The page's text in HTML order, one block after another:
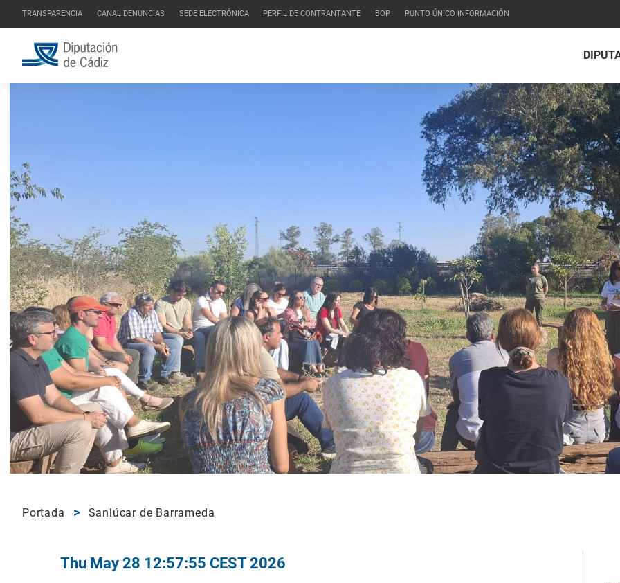
TRANSPARENCIA CANAL DENUNCIAS SEDE ELECTRÓNICA PERFIL DE CONTRANTANTE BOP PUNTO ÚNICO INFORMACIÓN
Portada Sanlúcar de Barrameda
Thu May 28 12:57:55 CEST 2026